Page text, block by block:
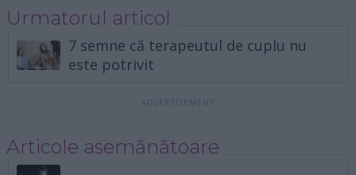
Urmatorul articol
7 semne că terapeutul de cuplu nu
este potrivit
Articole asemănătoare